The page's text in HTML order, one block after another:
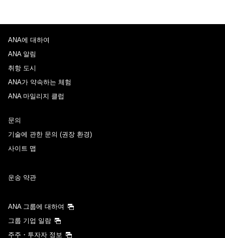
ANA에 대하여
ANA 알림
취항 도시
ANA가 약속하는 체험
ANA 마일리지 클럽
문의
기술에 관한 문의 (권장 환경)
사이트 맵
운송 약관
ANA 그룹에 대하여
그룹 기업 일람
주주・투자자 정보